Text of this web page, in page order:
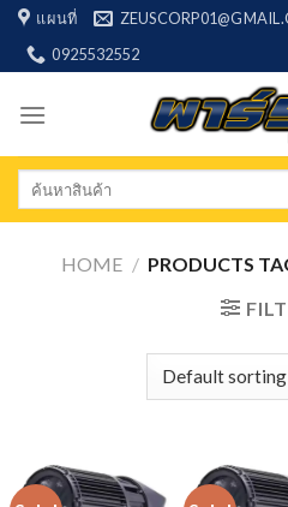
Skip
content
แผนที่
0925532552
Search
HOME / PRODUCTS